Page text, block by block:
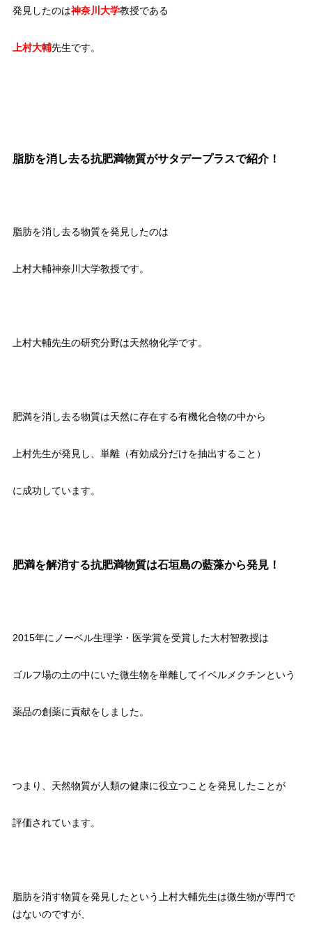
発見したのは神奈川大学教授である
上村大輔先生です。
脂肪を消し去る抗肥満物質がサタデープラスで紹介！
脂肪を消し去る物質を発見したのは
上村大輔神奈川大学教授です。
上村大輔先生の研究分野は天然物化学です。
肥満を消し去る物質は天然に存在する有機化合物の中から
上村先生が発見し、単離（有効成分だけを抽出すること）
に成功しています。
肥満を解消する抗肥満物質は石垣島の藍藻から発見！
2015年にノーベル生理学・医学賞を受賞した大村智教授は
ゴルフ場の土の中にいた微生物を単離してイベルメクチンという
薬品の創薬に貢献をしました。
つまり、天然物質が人類の健康に役立つことを発見したことが
評価されています。
脂肪を消す物質を発見したという上村大輔先生は微生物が専門で
はないのですが、